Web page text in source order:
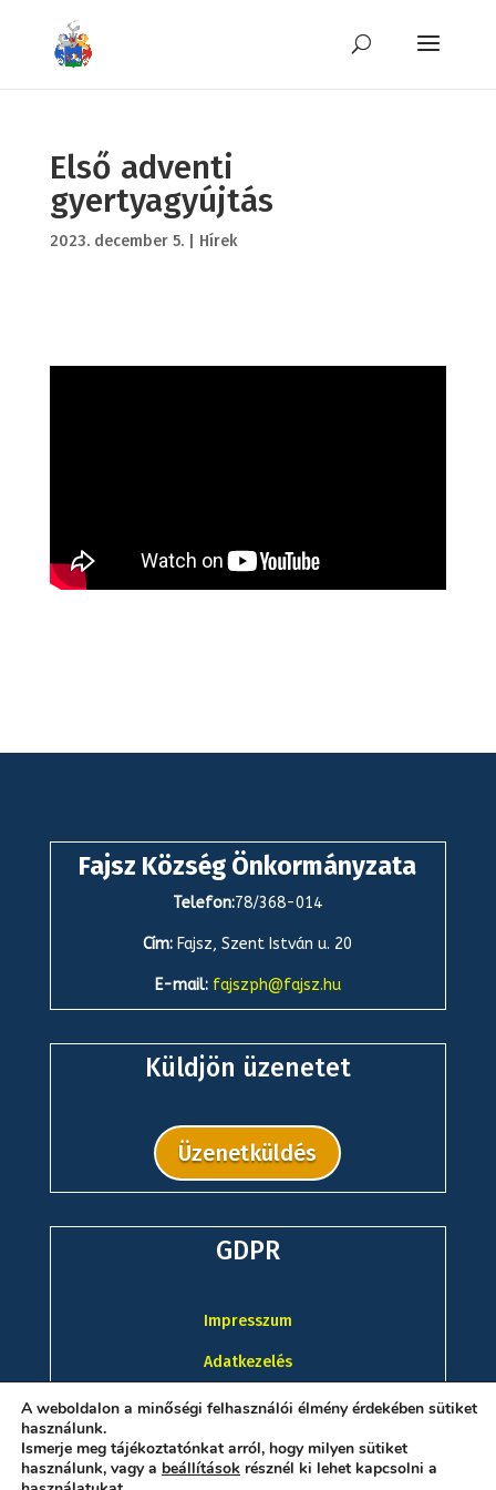
Első adventi
gyertyagyújtás
2023. december 5.| Hírek
Fajsz Község Önkormányzata
Telefon:78/368-014
Cím: Fajsz, Szent István u. 20
E-mail: fajszph@fajsz.hu
Küldjön üzenetet
Üzenetküldés
GDPR
Impresszum
Adatkezelés
A weboldalon a minőségi felhasználói élmény érdekében sütiket
használunk.
Ismerje meg tájékoztatónkat arról, hogy milyen sütiket
használunk, vagy a beállítások résznél ki lehet kapcsolni a